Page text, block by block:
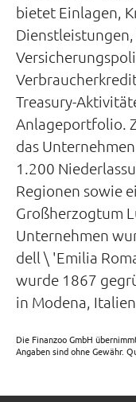
bietet Einlagen,
Treasury-
Anlageportfolio.
das
1.200
Regionen sowie
Großherzogtum
Unternehmen
dell \ 'Emilia
wurde 1867
in Modena,
Die Finanzoo GmbH
Angaben sind ohne Gewähr.